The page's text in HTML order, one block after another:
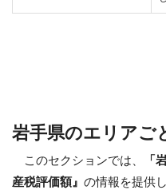
岩手県のエリアご
このセクションでは、
「
産税評価額』 の情報を提供